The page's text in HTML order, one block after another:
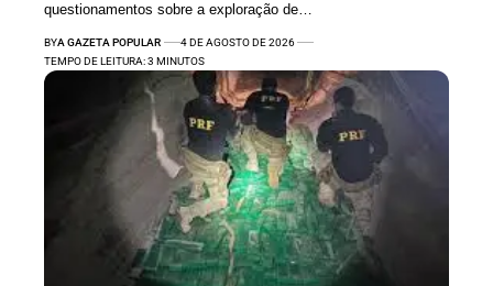
questionamentos sobre a exploração de…
BYA GAZETA POPULAR
4 DE AGOSTO DE 2026
TEMPO DE LEITURA: 3 MINUTOS